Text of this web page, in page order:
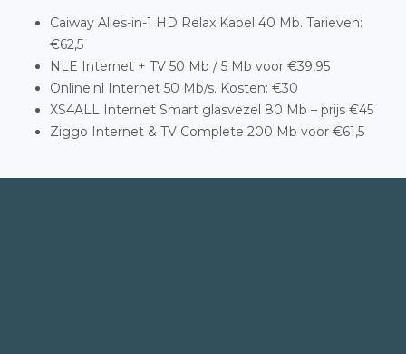
Caiway Alles-in-1 HD Relax Kabel 40 Mb. Tarieven:
€62,5
NLE Internet + TV 50 Mb / 5 Mb voor €39,95
Online.nl Internet 50 Mb/s. Kosten: €30
XS4ALL Internet Smart glasvezel 80 Mb – prijs €45
Ziggo Internet & TV Complete 200 Mb voor €61,5